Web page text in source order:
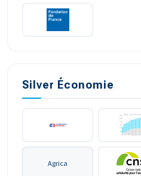
Silver Économie
Agrica